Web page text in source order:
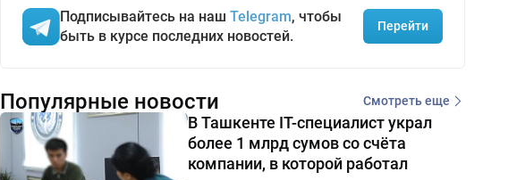
Подписывайтесь на наш Telegram, чтобы
быть в курсе последних новостей.
Перейти
Популярные новости Смотреть еще
В Ташкенте IT-специалист украл
более 1 млрд сумов со счёта
компании, в которой работал